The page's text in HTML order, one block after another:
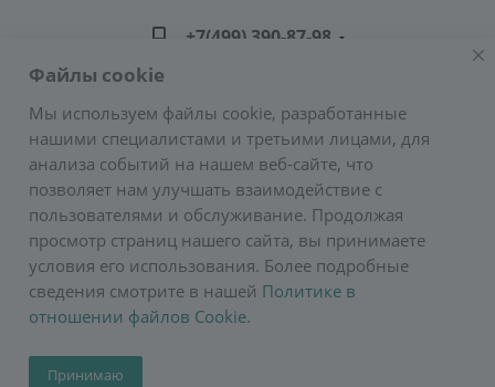
+7(499) 390-87-98
Адрес: г. Москва, ул. Подольских Курсантов,
д.3, стр.2 (метро Пражская)
E-mail:zakaz@greencond.ru
Файлы cookie
Мы используем файлы cookie, разработанные
нашими специалистами и третьими лицами, для
анализа событий на нашем веб-сайте, что
позволяет нам улучшать взаимодействие с
пользователями и обслуживание. Продолжая
просмотр страниц нашего сайта, вы принимаете
условия его использования. Более подробные
сведения смотрите в нашей Политике в
отношении файлов Cookie.
Принимаю